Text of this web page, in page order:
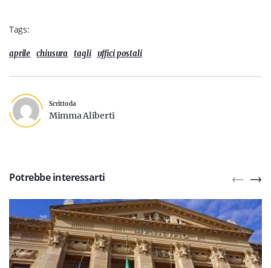
Tags:
aprile chiusura tagli uffici postali
Scritto da
Mimma Aliberti
Potrebbe interessarti